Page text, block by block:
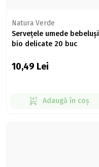
Natura Verde
Servețele umede bebeluși
bio delicate 20 buc
10,49 Lei
Adaugă în coș